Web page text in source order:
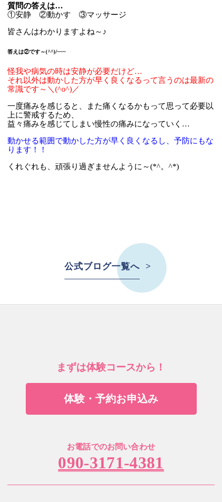
質問の答えは…
①安静 ②動かす ③マッサージ
皆さんはわかりますよね～♪
答えは②です～(^^)/~~~
怪我や病気の時は安静が必要だけど…
それ以外は動かした方が早く良くなるって言うのは最新の
常識です～＼(^o^)／
一度痛みを感じると、また痛くなるかもって思って必要以
上に警戒するため、
益々痛みを感じてしまい慢性の痛みになっていく…
動かせる範囲で動かした方が早く良くなるし、予防にもな
ります！！
くれぐれも、頑張り過ぎませんように～(*^。^*)
公式ブログ一覧へ
まずは体験コースから！
体験・予約お申込み
お電話でのお問い合わせ
090-3171-4381